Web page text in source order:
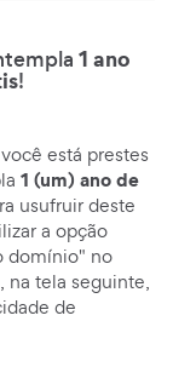
1 ano
!
está prestes
1 (um) ano de
usufruir deste
a opção
domínio" no
na tela seguinte,
de